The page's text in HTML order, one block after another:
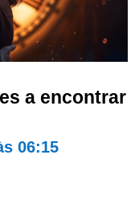
a encontrar
06:15